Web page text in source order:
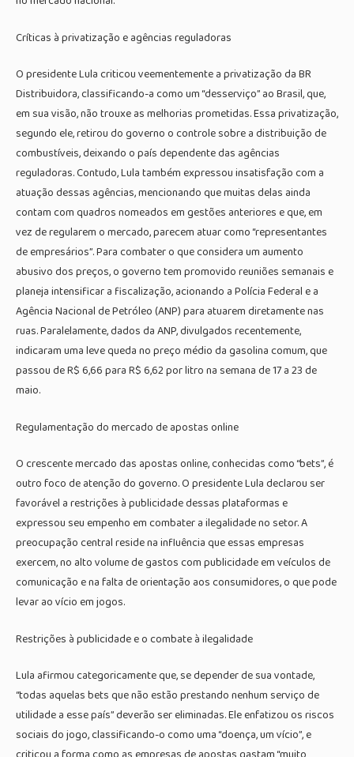
Críticas à privatização e agências reguladoras
O presidente Lula criticou veementemente a privatização da BR
Distribuidora, classificando-a como um “desserviço” ao Brasil, que,
em sua visão, não trouxe as melhorias prometidas. Essa privatização,
segundo ele, retirou do governo o controle sobre a distribuição de
combustíveis, deixando o país dependente das agências
reguladoras. Contudo, Lula também expressou insatisfação com a
atuação dessas agências, mencionando que muitas delas ainda
contam com quadros nomeados em gestões anteriores e que, em
vez de regularem o mercado, parecem atuar como “representantes
de empresários”. Para combater o que considera um aumento
abusivo dos preços, o governo tem promovido reuniões semanais e
planeja intensificar a fiscalização, acionando a Polícia Federal e a
Agência Nacional de Petróleo (ANP) para atuarem diretamente nas
ruas. Paralelamente, dados da ANP, divulgados recentemente,
indicaram uma leve queda no preço médio da gasolina comum, que
passou de R$ 6,66 para R$ 6,62 por litro na semana de 17 a 23 de
maio.
Regulamentação do mercado de apostas online
O crescente mercado das apostas online, conhecidas como “bets”, é
outro foco de atenção do governo. O presidente Lula declarou ser
favorável a restrições à publicidade dessas plataformas e
expressou seu empenho em combater a ilegalidade no setor. A
preocupação central reside na influência que essas empresas
exercem, no alto volume de gastos com publicidade em veículos de
comunicação e na falta de orientação aos consumidores, o que pode
levar ao vício em jogos.
Restrições à publicidade e o combate à ilegalidade
Lula afirmou categoricamente que, se depender de sua vontade,
“todas aquelas bets que não estão prestando nenhum serviço de
utilidade a esse país” deverão ser eliminadas. Ele enfatizou os riscos
sociais do jogo, classificando-o como uma “doença, um vício”, e